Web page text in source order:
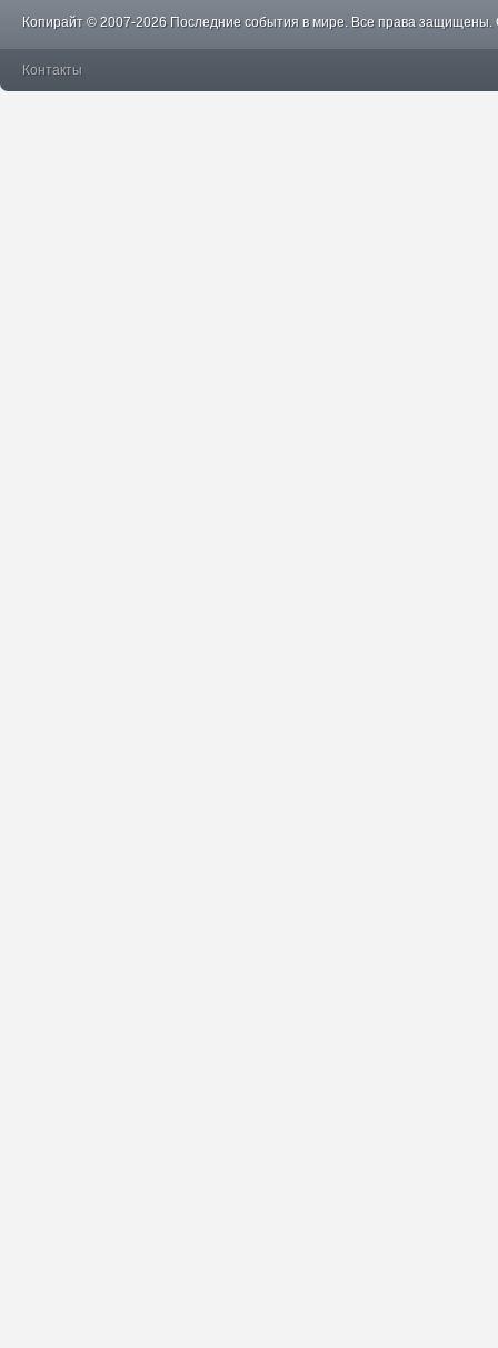
Копирайт © 2007-2026 Последние события в мире. Все права защищены.
Контакты